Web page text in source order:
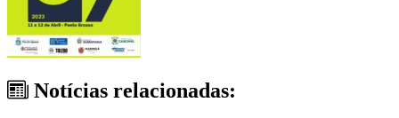
Notícias relacionadas: